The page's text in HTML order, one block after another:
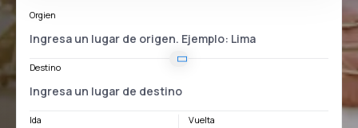
Orgien
Destino
Ida Vuelta